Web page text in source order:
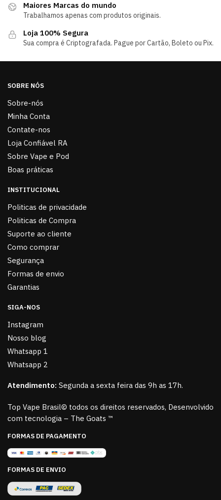
Maiores Marcas do mundo
Trabalhamos apenas com produtos originais.
Loja 100% Segura
Sua compra é Criptografada. Pague por Cartão, Boleto ou Pix.
SOBRE NÓS
Sobre-nós
Minha Conta
Contate-nos
Loja Confiável RA
Sobre Vape e Pod
Boas práticas
INSTITUCIONAL
Politicas de privacidade
Politicas de Compra
Suporte ao cliente
Como comprar
Segurança
Formas de envio
Garantias
SIGA-NOS
Instagram
Nosso blog
Whatsapp 1
Whatsapp 2
Atendimento: Segunda a sexta feira das 9h as 17h.
Top Vape Brasil© todos os direitos reservados, Desenvolvido
com tecnologia – The Goats ™
FORMAS DE PAGAMENTO
FORMAS DE ENVIO